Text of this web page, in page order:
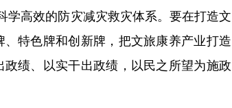
学高效的防灾减灾救灾体系。要在打造文
特色牌和创新牌，把文旅康养产业打造
绩、以实干出政绩，以民之所望为施政